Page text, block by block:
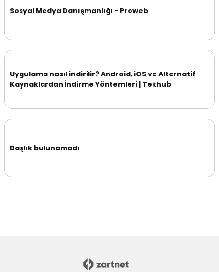
Sosyal Medya Danışmanlığı - Proweb
Uygulama nasıl indirilir? Android, iOS ve Alternatif
Kaynaklardan İndirme Yöntemleri | Tekhub
Başlık bulunamadı